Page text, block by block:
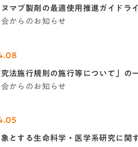
マブ製剤の最適使用推進ガイドラ
からのお知らせ
法施行規則の施行等について」の
からのお知らせ
とする生命科学・医学系研究に関